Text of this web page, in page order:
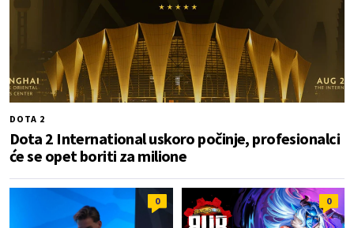
DOTA 2
Dota 2 International uskoro počinje, profesionalci
će se opet boriti za milione
0 0